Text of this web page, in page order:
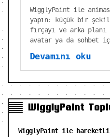
WigglyPaint ile
yapın: küçük bir
fırçayı ve arka planı
avatar ya da sohbet
Devamını oku
WigglyPaint
WigglyPaint ile